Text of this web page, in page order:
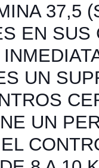
37,5
EN
UN
UN